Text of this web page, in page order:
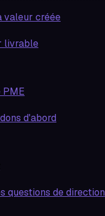
valeur créée
livrable
d'abord
questions de direction